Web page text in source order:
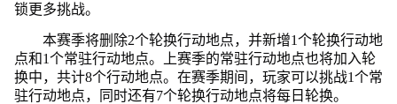
锁更多挑战。
本赛季将删除2个轮换行动地点，并新增1个轮换行动地
点和1个常驻行动地点。上赛季的常驻行动地点也将加入轮
换中，共计8个行动地点。在赛季期间，玩家可以挑战1个常
驻行动地点，同时还有7个轮换行动地点将每日轮换。